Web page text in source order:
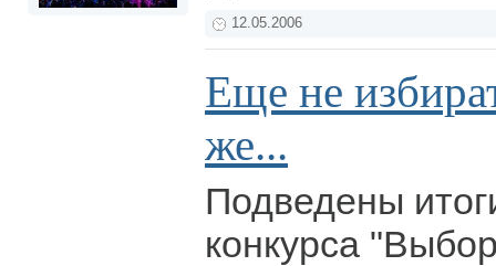
12.05.2006
Еще не
же...
Подведены
конкурса